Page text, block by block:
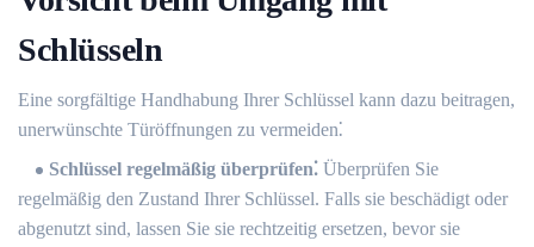
Schlüsseln
Eine sorgfältige Handhabung Ihrer Schlüssel kann dazu beitragen,
unerwünschte Türöffnungen zu vermeiden⁚
Schlüssel regelmäßig überprüfen⁚ Überprüfen Sie
regelmäßig den Zustand Ihrer Schlüssel.​ Falls sie beschädigt oder
abgenutzt sind, lassen Sie sie rechtzeitig ersetzen, bevor sie